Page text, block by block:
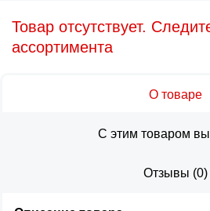
Товар отсутствует.
ассортимента
О товаре
С этим товаром
Отзывы (0)